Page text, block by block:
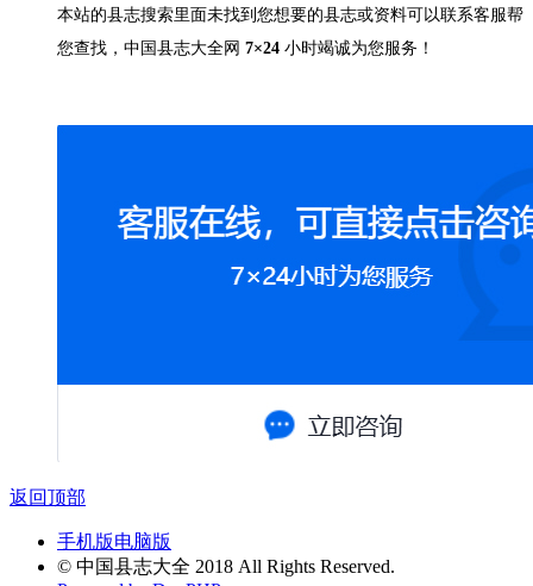
本站的县志搜索里面未找到您想要的县志或资料可以联系客服帮
您查找，中国县志大全网 7×24 小时竭诚为您服务！
返回顶部
手机版电脑版
© 中国县志大全 2018 All Rights Reserved.